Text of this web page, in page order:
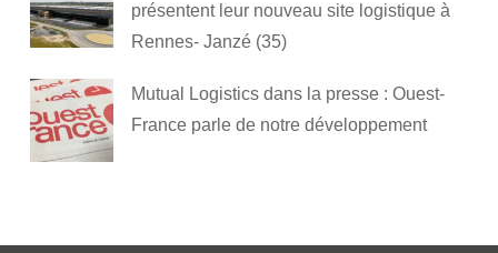
présentent leur nouveau site logistique à
Rennes- Janzé (35)
Mutual Logistics dans la presse : Ouest-
France parle de notre développement